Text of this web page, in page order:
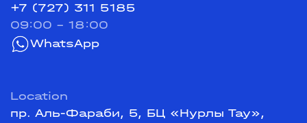
+7 (727) 311 5185
09:00 - 18:00
WhatsApp
Location
пр. Аль-Фараби, 5, БЦ «Нурлы Тау»,